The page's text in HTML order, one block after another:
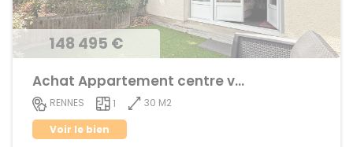
148 495 €
Achat Appartement centre ville
RENNES 1
30 M2
Voir le bien